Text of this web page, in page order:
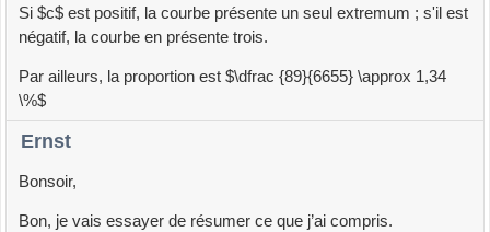
Si $c$ est positif, la courbe présente un seul extremum ; s'il est
négatif, la courbe en présente trois.
Par ailleurs, la proportion est $\dfrac {89}{6655} \approx 1,34
\%$
Ernst
Bonsoir,
Bon, je vais essayer de résumer ce que j’ai compris.